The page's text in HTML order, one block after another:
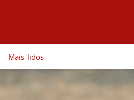
Mais lidos